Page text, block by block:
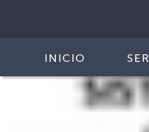
INICIO